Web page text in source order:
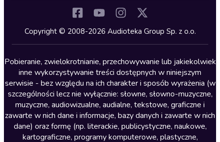
Kryminały
Lektury szkolne
Literatura anglojęzyczna
Literatura faktu
Literatura obyczajowa
Literatura piękna obca
Literatura piękna polska
Copyright © 2008-2026 Audioteka Group Sp. z o.o.
Pobieranie, zwielokrotnianie, przechowywanie lub jakiekolwiek
inne wykorzystywanie treści dostępnych w niniejszym
serwisie - bez względu na ich charakter i sposób wyrażenia (w
szczególności lecz nie wyłącznie: słowne, słowno-muzyczne,
muzyczne, audiowizualne, audialne, tekstowe, graficzne i
zawarte w nich dane i informacje, bazy danych i zawarte w nich
dane) oraz formę (np. literackie, publicystyczne, naukowe,
kartograficzne, programy komputerowe, plastyczne,